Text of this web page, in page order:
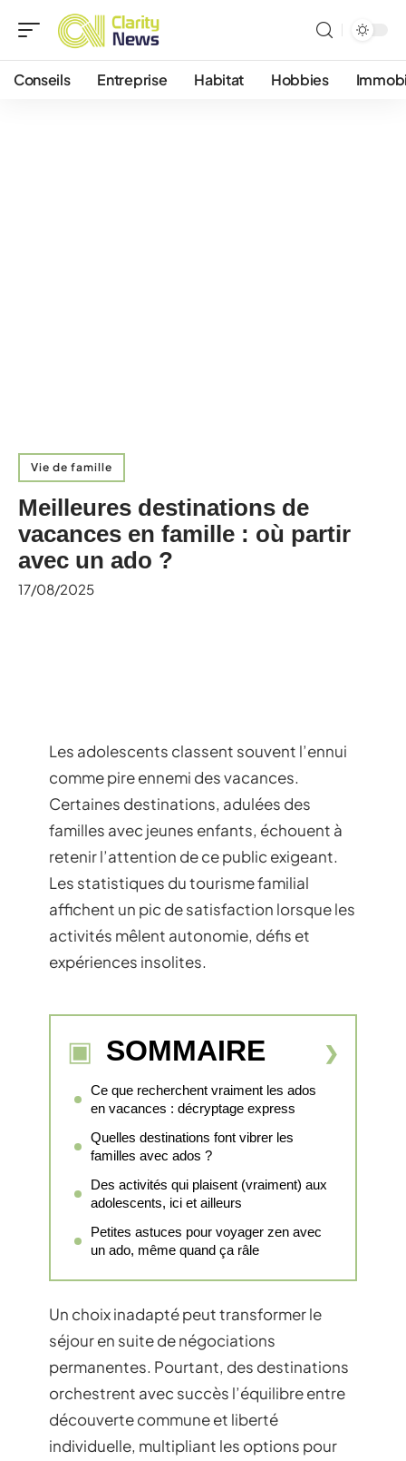
Conseils Entreprise Habitat Hobbies
Vie de famille
Meilleures destinations de
vacances en famille : où partir
avec un ado ?
17/08/2025
Les adolescents classent souvent l’ennui
comme pire ennemi des vacances.
Certaines destinations, adulées des
familles avec jeunes enfants, échouent à
retenir l’attention de ce public exigeant.
Les statistiques du tourisme familial
affichent un pic de satisfaction lorsque les
activités mêlent autonomie, défis et
expériences insolites.
SOMMAIRE
Ce que recherchent vraiment les ados
en vacances : décryptage express
Quelles destinations font vibrer les
familles avec ados ?
Des activités qui plaisent (vraiment) aux
adolescents, ici et ailleurs
Petites astuces pour voyager zen avec
un ado, même quand ça râle
Un choix inadapté peut transformer le
séjour en suite de négociations
permanentes. Pourtant, des destinations
orchestrent avec succès l’équilibre entre
découverte commune et liberté
individuelle, multipliant les options pour